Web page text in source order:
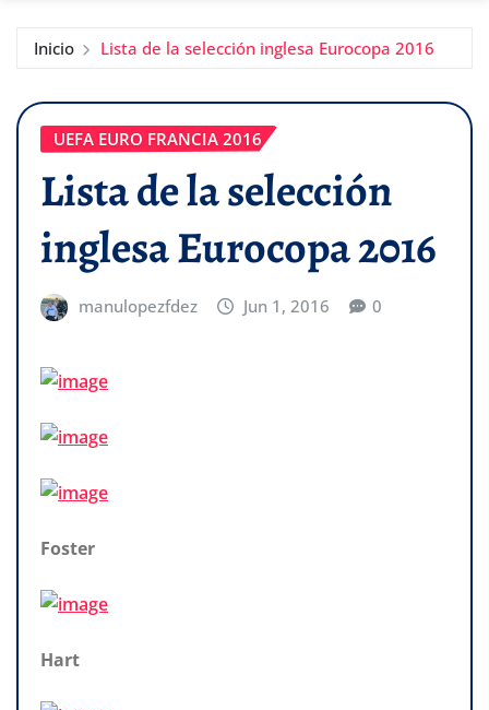
Inicio Lista de la selección inglesa Eurocopa 2016
UEFA EURO FRANCIA 2016
Lista de la selección
inglesa Eurocopa 2016
manulopezfdez Jun 1, 2016 0
Foster
Hart